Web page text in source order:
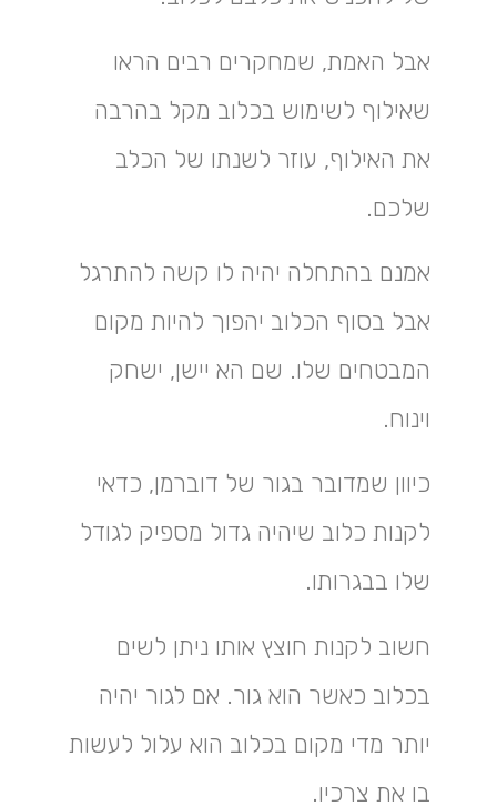
אבל האמת, שמחקרים רבים הראו
שאילוף לשימוש בכלוב מקל בהרבה
את האילוף, עוזר לשנתו של הכלב
שלכם.
אמנם בהתחלה יהיה לו קשה להתרגל
אבל בסוף הכלוב יהפוך להיות מקום
המבטחים שלו. שם הא יישן, ישחק
וינוח.
כיוון שמדובר בגור של דוברמן, כדאי
לקנות כלוב שיהיה גדול מספיק לגודל
שלו בבגרותו.
חשוב לקנות חוצץ אותו ניתן לשים
בכלוב כאשר הוא גור. אם לגור יהיה
יותר מדי מקום בכלוב הוא עלול לעשות
בו את צרכיו.